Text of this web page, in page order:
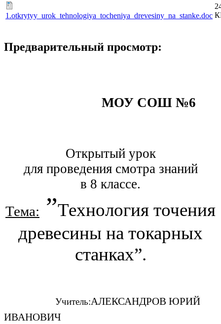
1.otkrytyy_urok_tehnologiya_tocheniya_drevesiny_na_stanke.doc
Предварительный просмотр:
МОУ СОШ №6
Открытый урок
для проведения смотра знаний
в 8 классе.
Тема: ”Технология точения
древесины на токарных
станках”.
Учитель:АЛЕКСАНДРОВ ЮРИЙ
ИВАНОВИЧ